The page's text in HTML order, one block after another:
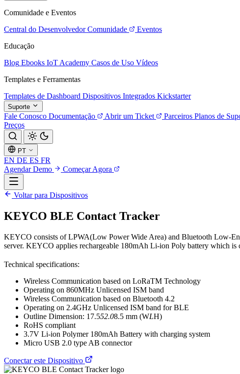
Comunidade e Eventos
Central do Desenvolvedor Comunidade
Eventos
Educação
Blog Ebooks IoT Academy Casos de Uso Vídeos
Templates e Ferramentas
Templates de Dashboard Dispositivos Integrados Kickstarter
Suporte
Fale Conosco Documentação Abrir um Ticket Parceiros Planos de
Preços
PT
EN DE ES FR
Agendar Demo
Começar Agora
Voltar para Dispositivos
KEYCO BLE Contact Tracker
KEYCO consists of LPWA(Low Power Wide Area) and Bluetooth Low-
server. KEYCO applies rechargeable 180mAh Li-ion Poly battery which is
Technical specifications:
Wireless Communication based on LoRaTM Technology
Operating on 860MHz Unlicensed ISM band
Wireless Communication based on Bluetooth 4.2
Operating on 2.4GHz Unlicensed ISM band for BLE
Outline Dimension: 17.552.08.5 mm (WLH)
RoHS compliant
3.7V Li-ion Polymer 180mAh Battery with charging system
Micro USB 2.0 type AB connector
Conectar este Dispositivo